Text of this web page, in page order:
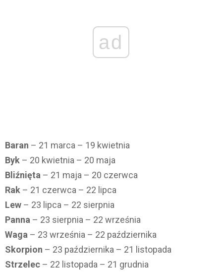
ad
Baran – 21 marca – 19 kwietnia
Byk – 20 kwietnia – 20 maja
Bliźnięta – 21 maja – 20 czerwca
Rak – 21 czerwca – 22 lipca
Lew – 23 lipca – 22 sierpnia
Panna – 23 sierpnia – 22 września
Waga – 23 września – 22 października
Skorpion – 23 października – 21 listopada
Strzelec – 22 listopada – 21 grudnia